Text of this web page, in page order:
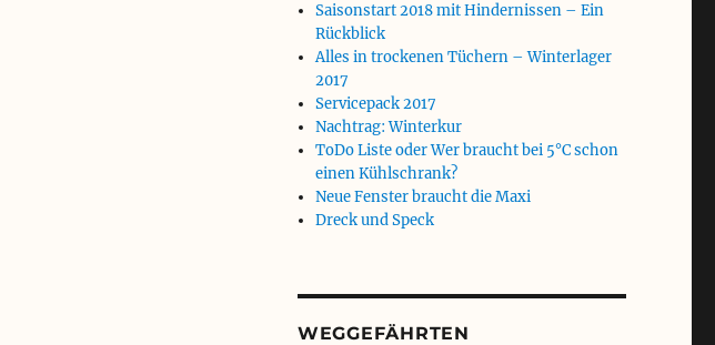
Saisonstart 2018 mit Hindernissen – Ein
Rückblick
Alles in trockenen Tüchern – Winterlager
2017
Servicepack 2017
Nachtrag: Winterkur
ToDo Liste oder Wer braucht bei 5°C schon
einen Kühlschrank?
Neue Fenster braucht die Maxi
Dreck und Speck
WEGGEFÄHRTEN